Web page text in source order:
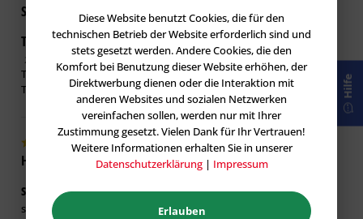
Sebastian J.
Top zusatz zur Tapeziermaschiene. Erleichtert die Arbeit
29.12.2025
Top zusatz zur Tapeziermaschiene. Erleichtert die Arbeit .
Top☆☆☆☆☆
Holger B. verifiziert
sehr zufrieden 01.12.2025
sehr zufrieden
Hilfe
Diese Website benutzt Cookies, die für den
technischen Betrieb der Website erforderlich sind und
stets gesetzt werden. Andere Cookies, die den
Komfort bei Benutzung dieser Website erhöhen, der
Direktwerbung dienen oder die Interaktion mit
anderen Websites und sozialen Netzwerken
vereinfachen sollen, werden nur mit Ihrer
Zustimmung gesetzt. Vielen Dank für Ihr Vertrauen!
Weitere Informationen erhalten Sie in unserer
Datenschutzerklärung| Impressum
Erlauben